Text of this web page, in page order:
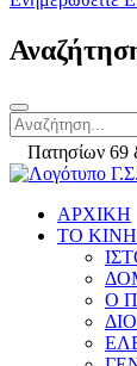
Πατησίων 69
ΑΡΧΙΚΗ
ΤΟ
Ο